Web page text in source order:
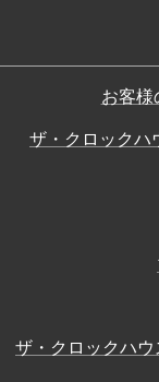
お客
ザ・クロックハ
ザ・クロックハ